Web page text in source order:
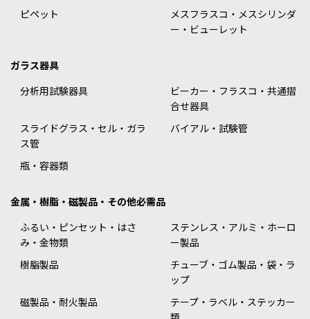
ピペット
メスフラスコ・メスシリンダ
ー・ビューレット
ガラス器具
分析用試験器具
ビーカー・フラスコ・共通摺
合せ器具
スライドグラス・セル・ガラ
ス管
バイアル・試験管
瓶・容器類
金属・樹脂・磁製品・その他必需品
ふるい・ピンセット・はさ
み・金物類
ステンレス・アルミ・ホーロ
ー製品
樹脂製品
チューブ・ゴム製品・袋・ラ
ップ
磁製品・耐火製品
テープ・ラベル・ステッカー